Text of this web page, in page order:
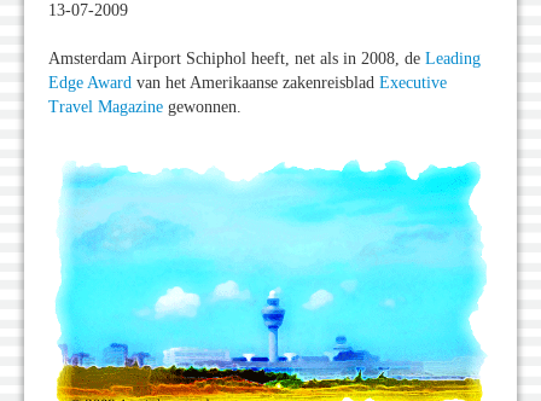
13-07-2009
Amsterdam Airport Schiphol heeft, net als in 2008, de Leading
Edge Award van het Amerikaanse zakenreisblad Executive
Travel Magazine gewonnen.